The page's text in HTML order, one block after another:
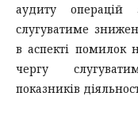
аудиту операцій
слугуватиме
в аспекті помилок
чергу
показників